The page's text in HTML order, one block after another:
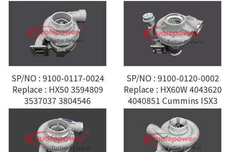
CUMMINS
SP/NO : 9100-0117-0024
Replace : HX50 3594809
3537037 3804546
CUMMINS M11-350
SP/NO : 9100-0120-0002
Replace : HX60W 4043620
4040851 Cummins ISX3